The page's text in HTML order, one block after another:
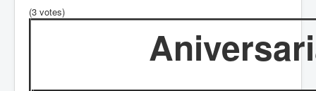
(3 votes)